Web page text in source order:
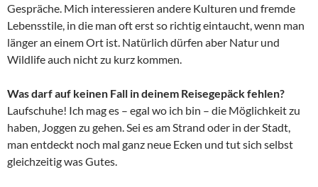
Gespräche. Mich interessieren andere Kulturen und fremde
Lebensstile, in die man oft erst so richtig eintaucht, wenn man
länger an einem Ort ist. Natürlich dürfen aber Natur und
Wildlife auch nicht zu kurz kommen.
Was darf auf keinen Fall in deinem Reisegepäck fehlen?
Laufschuhe! Ich mag es – egal wo ich bin – die Möglichkeit zu
haben, Joggen zu gehen. Sei es am Strand oder in der Stadt,
man entdeckt noch mal ganz neue Ecken und tut sich selbst
gleichzeitig was Gutes.